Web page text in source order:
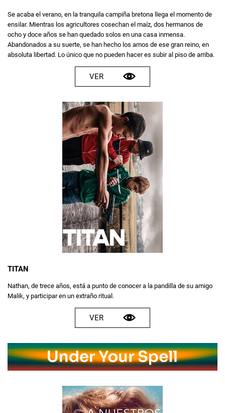
Se acaba el verano, en la tranquila campiña bretona llega el momento de
ensilar. Mientras los agricultores cosechan el maíz, dos hermanos de
ocho y doce años se han quedado solos en una casa inmensa.
Abandonados a su suerte, se han hecho los amos de ese gran reino, en
absoluta libertad. Lo único que no pueden hacer es subir al piso de arriba.
VER
TITAN
Nathan, de trece años, está a punto de conocer a la pandilla de su amigo
Malik, y participar en un extraño ritual.
VER